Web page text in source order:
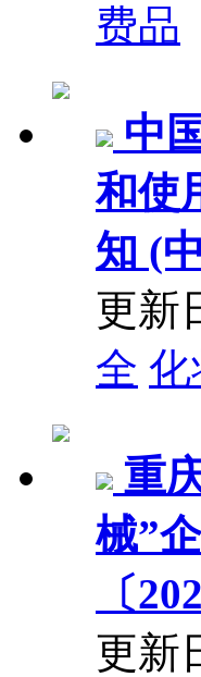
费品
中
和使
知 (
更新
全 化
重
械”
〔
更新